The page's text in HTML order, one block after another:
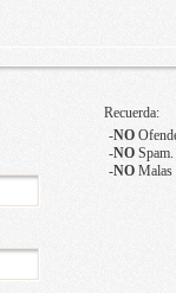
Recuerda:
-NO
-NOSpam.
-NOMalas